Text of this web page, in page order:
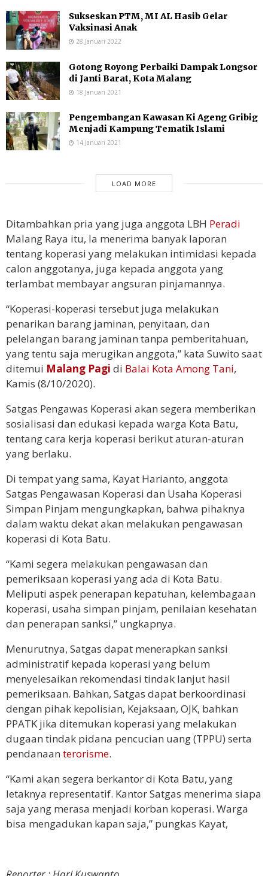
Sukseskan PTM, MI AL Hasib Gelar
Vaksinasi Anak
28 Januari 2022
Gotong Royong Perbaiki Dampak Longsor
di Janti Barat, Kota Malang
18 Januari 2021
Pengembangan Kawasan Ki Ageng Gribig
Menjadi Kampung Tematik Islami
14 Januari 2021
LOAD MORE
Ditambahkan pria yang juga anggota LBH Peradi
Malang Raya itu, Ia menerima banyak laporan
tentang koperasi yang melakukan intimidasi kepada
calon anggotanya, juga kepada anggota yang
terlambat membayar angsuran pinjamannya.
“Koperasi-koperasi tersebut juga melakukan
penarikan barang jaminan, penyitaan, dan
pelelangan barang jaminan tanpa pemberitahuan,
yang tentu saja merugikan anggota,” kata Suwito saat
ditemui Malang Pagi di Balai Kota Among Tani,
Kamis (8/10/2020).
Satgas Pengawas Koperasi akan segera memberikan
sosialisasi dan edukasi kepada warga Kota Batu,
tentang cara kerja koperasi berikut aturan-aturan
yang berlaku.
Di tempat yang sama, Kayat Harianto, anggota
Satgas Pengawasan Koperasi dan Usaha Koperasi
Simpan Pinjam mengungkapkan, bahwa pihaknya
dalam waktu dekat akan melakukan pengawasan
koperasi di Kota Batu.
“Kami segera melakukan pengawasan dan
pemeriksaan koperasi yang ada di Kota Batu.
Meliputi aspek penerapan kepatuhan, kelembagaan
koperasi, usaha simpan pinjam, penilaian kesehatan
dan penerapan sanksi,” ungkapnya.
Menurutnya, Satgas dapat menerapkan sanksi
administratif kepada koperasi yang belum
menyelesaikan rekomendasi tindak lanjut hasil
pemeriksaan. Bahkan, Satgas dapat berkoordinasi
dengan pihak kepolisian, Kejaksaan, OJK, bahkan
PPATK jika ditemukan koperasi yang melakukan
dugaan tindak pidana pencucian uang (TPPU) serta
pendanaan terorisme.
“Kami akan segera berkantor di Kota Batu, yang
letaknya representatif. Kantor Satgas menerima siapa
saja yang merasa menjadi korban koperasi. Warga
bisa mengadukan kapan saja,” pungkas Kayat,